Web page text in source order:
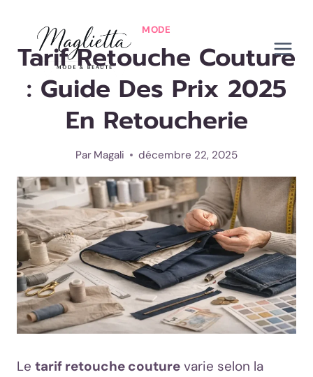
contenu
MODE
Tarif Retouche Couture
: Guide Des Prix 2025
En Retoucherie
Par Magali décembre 22, 2025
Le tarif retouche couture varie selon la